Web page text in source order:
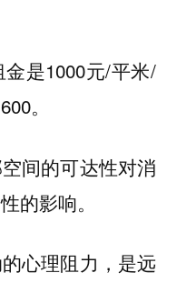
是1000元/平米/
。
间的可达性对消
的影响。
心理阻力，是远